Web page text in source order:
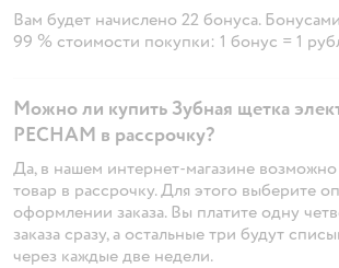
Вам будет начислено 22 бонуса.
99 % стоимости покупки: 1 бонус = 1
Можно ли купить Зубная щетка
PECHAM в рассрочку?
Да, в нашем интернет-магазине
товар в рассрочку. Для этого выберите
оформлении заказа. Вы платите одну
заказа сразу, а остальные три будут
через каждые две недели.